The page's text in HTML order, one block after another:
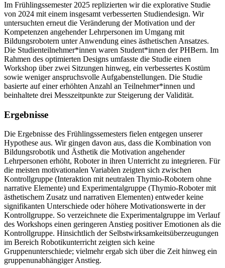
Im Frühlingssemester 2025 replizierten wir die explorative Studie
von 2024 mit einem insgesamt verbesserten Studiendesign. Wir
untersuchten erneut die Veränderung der Motivation und der
Kompetenzen angehender Lehrpersonen im Umgang mit
Bildungsrobotern unter Anwendung eines ästhetischen Ansatzes.
Die Studienteilnehmer*innen waren Student*innen der PHBern. Im
Rahmen des optimierten Designs umfasste die Studie einen
Workshop über zwei Sitzungen hinweg, ein verbessertes Kostüm
sowie weniger anspruchsvolle Aufgabenstellungen. Die Studie
basierte auf einer erhöhten Anzahl an Teilnehmer*innen und
beinhaltete drei Messzeitpunkte zur Steigerung der Validität.
Ergebnisse
Die Ergebnisse des Frühlingssemesters fielen entgegen unserer
Hypothese aus. Wir gingen davon aus, dass die Kombination von
Bildungsrobotik und Ästhetik die Motivation angehender
Lehrpersonen erhöht, Roboter in ihren Unterricht zu integrieren. Für
die meisten motivationalen Variablen zeigten sich zwischen
Kontrollgruppe (Interaktion mit neutralen Thymio-Robotern ohne
narrative Elemente) und Experimentalgruppe (Thymio-Roboter mit
ästhetischem Zusatz und narrativen Elementen) entweder keine
signifikanten Unterschiede oder höhere Motivationswerte in der
Kontrollgruppe. So verzeichnete die Experimentalgruppe im Verlauf
des Workshops einen geringeren Anstieg positiver Emotionen als die
Kontrollgruppe. Hinsichtlich der Selbstwirksamkeitsüberzeugungen
im Bereich Robotikunterricht zeigten sich keine
Gruppenunterschiede; vielmehr ergab sich über die Zeit hinweg ein
gruppenunabhängiger Anstieg.